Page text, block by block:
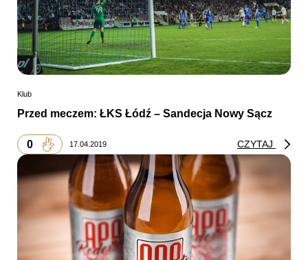
Klub
Przed meczem: ŁKS Łódź – Sandecja Nowy Sącz
0 17.04.2019 CZYTAJ